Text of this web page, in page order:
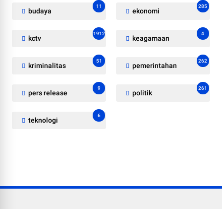
budaya
11
ekonomi
285
kctv
1912
keagamaan
4
kriminalitas
51
pemerintahan
262
pers release
9
politik
261
teknologi
6